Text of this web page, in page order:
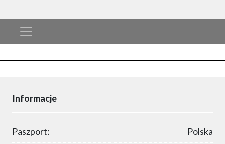
Informacje
Paszport: Polska